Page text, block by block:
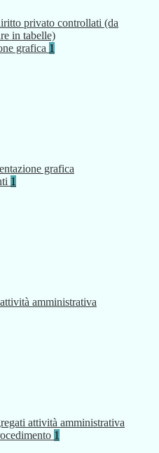
privato controllati (da
in tabelle)
grafica 1
grafica
1
amministrativa
attività amministrativa
1